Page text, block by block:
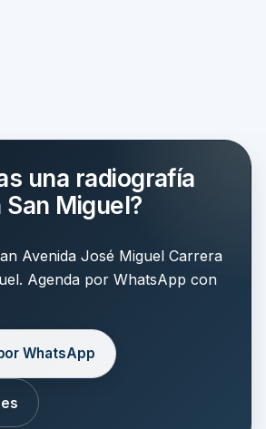
una radiografía
Miguel?
Avenida José Miguel Carrera
Agenda por WhatsApp con
WhatsApp